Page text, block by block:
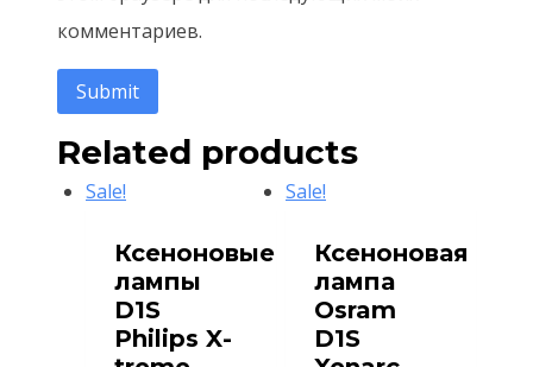
комментариев.
Related products
Sale!
Ксеноновые
лампы
D1S
Philips X-
Sale!
Ксеноновая
лампа
Osram
D1S